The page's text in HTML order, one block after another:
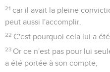
21 car il avait la pleine
peut aussi l'accomplir.
22 C'est pourquoi cela lui a
23 Or ce n'est pas pour lui
a été portée à son compte,